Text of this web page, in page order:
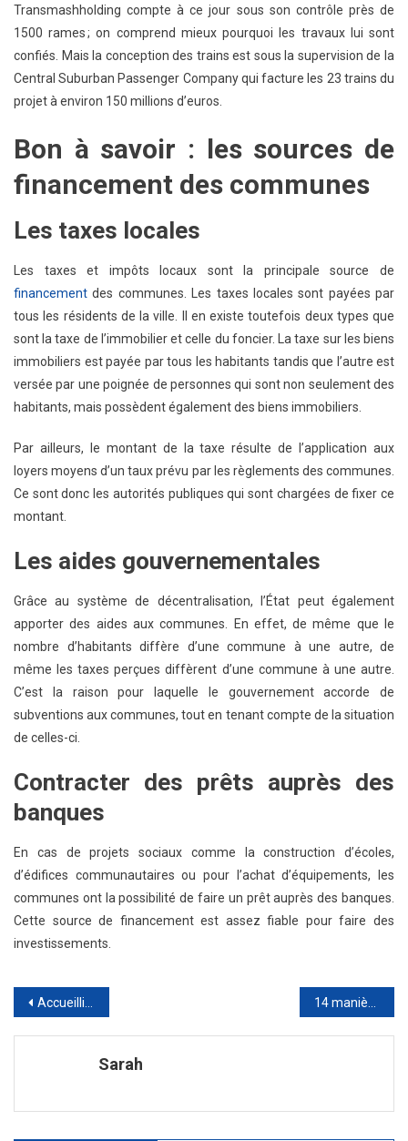
Transmashholding compte à ce jour sous son contrôle près de
1500 rames ; on comprend mieux pourquoi les travaux lui sont
confiés. Mais la conception des trains est sous la supervision de la
Central Suburban Passenger Company qui facture les 23 trains du
projet à environ 150 millions d’euros.
Bon à savoir : les sources de
financement des communes
Les taxes locales
Les taxes et impôts locaux sont la principale source de
financement des communes. Les taxes locales sont payées par
tous les résidents de la ville. Il en existe toutefois deux types que
sont la taxe de l’immobilier et celle du foncier. La taxe sur les biens
immobiliers est payée par tous les habitants tandis que l’autre est
versée par une poignée de personnes qui sont non seulement des
habitants, mais possèdent également des biens immobiliers.
Par ailleurs, le montant de la taxe résulte de l’application aux
loyers moyens d’un taux prévu par les règlements des communes.
Ce sont donc les autorités publiques qui sont chargées de fixer ce
montant.
Les aides gouvernementales
Grâce au système de décentralisation, l’État peut également
apporter des aides aux communes. En effet, de même que le
nombre d’habitants diffère d’une commune à une autre, de
même les taxes perçues diffèrent d’une commune à une autre.
C’est la raison pour laquelle le gouvernement accorde de
subventions aux communes, tout en tenant compte de la situation
de celles-ci.
Contracter des prêts auprès des
banques
En cas de projets sociaux comme la construction d’écoles,
d’édifices communautaires ou pour l’achat d’équipements, les
communes ont la possibilité de faire un prêt auprès des banques.
Cette source de financement est assez fiable pour faire des
investissements.
Navigation
de
l’article
Accueillir une fille au pair : nounou logée à domicile 14 manières d’être plus efficace d’utiliser du du matériel Montessori
Sarah